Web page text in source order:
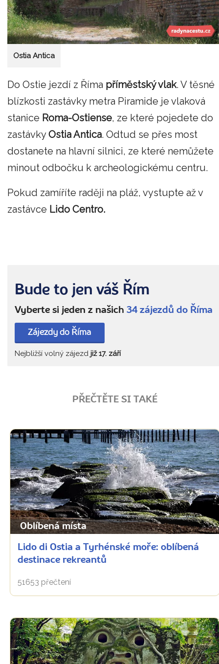
Ostia Antica
Do Ostie jezdí z Říma příměstský vlak. V těsné
blízkosti zastávky metra Piramide je vlaková
stanice Roma-Ostiense, ze které pojedete do
zastávkyOstia Antica. Odtud se přes most
dostanete na hlavní silnici, ze které nemůžete
minout odbočku k archeologickému centru.
Pokud zamíříte raději na pláž, vystupte až v
zastávce Lido Centro.
Bude to jen váš Řím
Vyberte si jeden z našich 34 zájezdů do Říma
Zájezdy do Říma
Nejbližší volný zájezd již 17. září
PŘEČTĚTE SI TAKÉ
Oblíbená místa
Lido di Ostia a Tyrhénské moře: oblíbená
destinace rekreantů
51653 přečtení